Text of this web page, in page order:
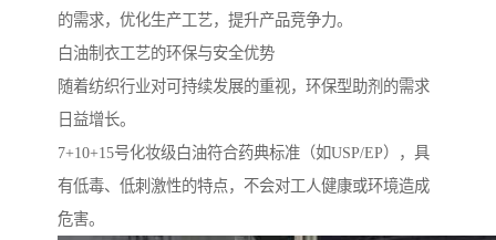
的需求，优化生产工艺，提升产品竞争力。
白油制衣工艺的环保与安全优势
随着纺织行业对可持续发展的重视，环保型助剂的需求
日益增长。
7+10+15号化妆级白油符合药典标准（如USP/EP），具
有低毒、低刺激性的特点，不会对工人健康或环境造成
危害。